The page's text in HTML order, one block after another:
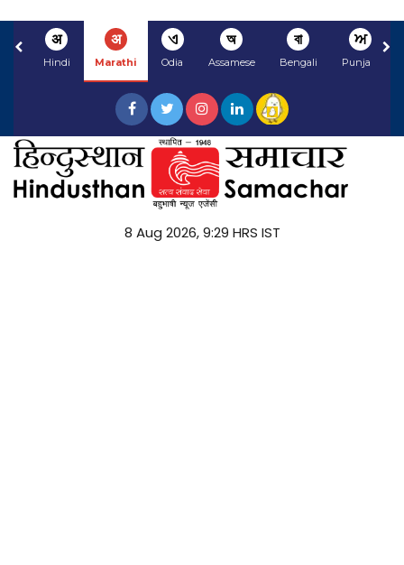
अ
Hindi
अ
Marathi
ଏ
Odia
অ
Assamese
বা
Bengali
ਅ
Punjabi
8 Aug 2026, 9:29 HRS IST